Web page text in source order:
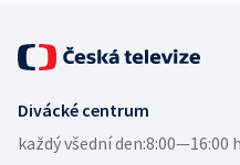
Divácké centrum
každý všední den:8:00—16:00